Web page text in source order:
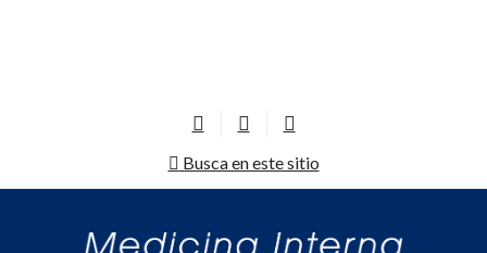
Busca en este sitio